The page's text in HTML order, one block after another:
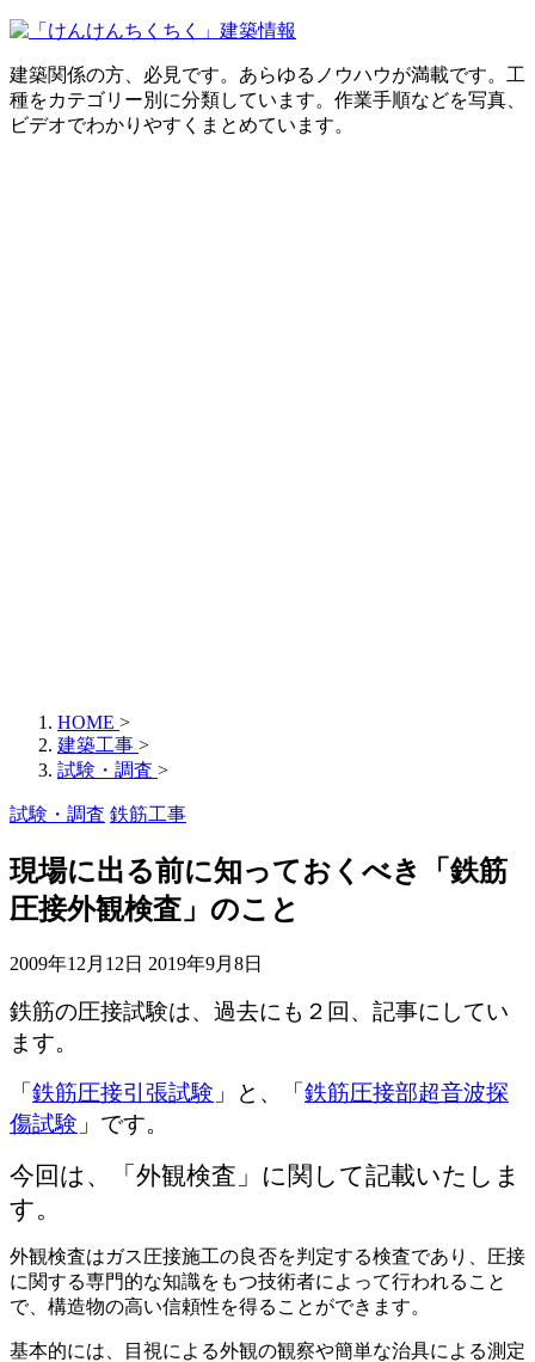
建築関係の方、必見です。あらゆるノウハウが満載です。工
種をカテゴリー別に分類しています。作業手順などを写真、
ビデオでわかりやすくまとめています。
HOME >
建築工事 >
試験・調査 >
試験・調査 鉄筋工事
現場に出る前に知っておくべき「鉄筋
圧接外観検査」のこと
2009年12月12日 2019年9月8日
鉄筋の圧接試験は、過去にも２回、記事にしてい
ます。
「鉄筋圧接引張試験 」と、「鉄筋圧接部超音波探
傷試験 」です。
今回は、「外観検査」に関して記載いたしま
す。
外観検査はガス圧接施工の良否を判定する検査であり、圧接
に関する専門的な知識をもつ技術者によって行われること
で、構造物の高い信頼性を得ることができます。
基本的には、目視による外観の観察や簡単な治具による測定